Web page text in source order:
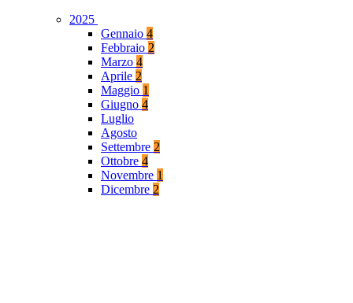
2025
Gennaio 4
Febbraio 2
Marzo 4
Aprile 2
Maggio 1
Giugno 4
Luglio
Agosto
Settembre 2
Ottobre 4
Novembre 1
Dicembre 2